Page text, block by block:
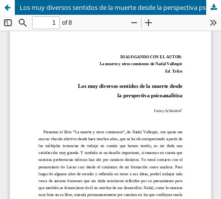
Los muy diversos sentidos de la muerte desde la perspectiva psicoanalítica